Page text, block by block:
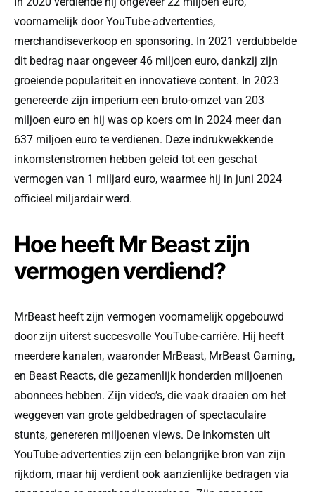
voornamelijk door YouTube-advertenties,
merchandiseverkoop en sponsoring. In 2021 verdubbelde
dit bedrag naar ongeveer 46 miljoen euro, dankzij zijn
groeiende populariteit en innovatieve content. In 2023
genereerde zijn imperium een bruto-omzet van 203
miljoen euro en hij was op koers om in 2024 meer dan
637 miljoen euro te verdienen. Deze indrukwekkende
inkomstenstromen hebben geleid tot een geschat
vermogen van 1 miljard euro, waarmee hij in juni 2024
officieel miljardair werd.
Hoe heeft Mr Beast zijn
vermogen verdiend?
MrBeast heeft zijn vermogen voornamelijk opgebouwd
door zijn uiterst succesvolle YouTube-carrière. Hij heeft
meerdere kanalen, waaronder MrBeast, MrBeast Gaming,
en Beast Reacts, die gezamenlijk honderden miljoenen
abonnees hebben. Zijn video’s, die vaak draaien om het
weggeven van grote geldbedragen of spectaculaire
stunts, genereren miljoenen views. De inkomsten uit
YouTube-advertenties zijn een belangrijke bron van zijn
rijkdom, maar hij verdient ook aanzienlijke bedragen via